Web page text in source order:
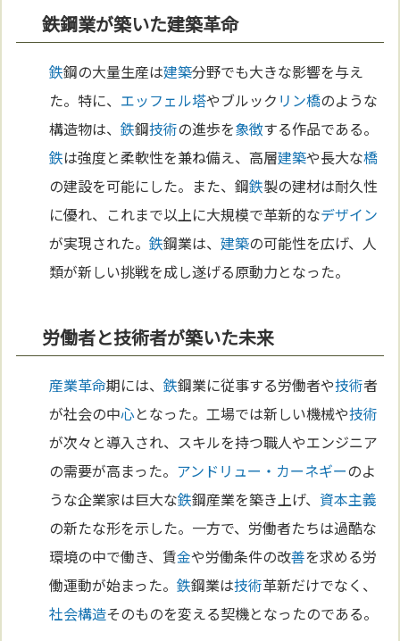
鉄鋼業が築いた建築革命
鉄鋼の大量生産は建築分野でも大きな影響を与え
た。特に、 エッフェル塔やブルック リン橋のような
構造物は、鉄鋼技術の進歩を象徴する作品である。
鉄は強度と柔軟性を兼ね備え、高層建築や長大な橋
の建設を可能にした。また、鋼鉄製の建材は耐久性
に優れ、これまで以上に大規模で革新的なデザイン
が実現された。鉄鋼業は、建築の可能性を広げ、人
類が新しい挑戦を成し遂げる原動力となった。
労働者と技術者が築いた未来
産業革命期には、鉄鋼業に従事する労働者や技術者
が社会の中心となった。工場では新しい機械や技術
が次々と導入され、スキルを持つ職人やエンジニア
の需要が高まった。 アンドリュー・カーネギーのよ
うな企業家は巨大な鉄鋼産業を築き上げ、 資本主義
の新たな形を示した。一方で、労働者たちは過酷な
環境の中で働き、賃金や労働条件の改善を求める労
働運動が始まった。鉄鋼業は技術革新だけでなく、
社会構造そのものを変える契機となったのである。